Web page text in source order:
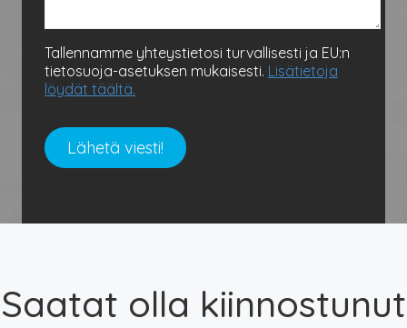
Tallennamme yhteystietosi turvallisesti ja EU:n
tietosuoja-asetuksen mukaisesti. Lisätietoja
löydät täältä.
Saatat olla kiinnostunut